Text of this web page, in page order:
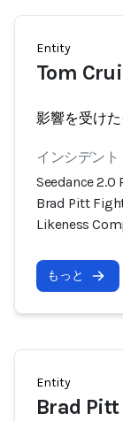
Entity
Tom
影響を受け
インシデント
Seedance 2.0
Brad Pitt
Likeness
もっと
Entity
Brad Pitt